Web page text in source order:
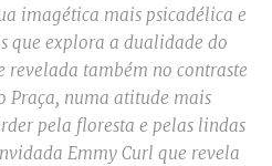
imagética mais psicadélica e
que explora a dualidade do
também no contraste
Praça, numa atitude mais
pela floresta e pelas lindas
Emmy Curl que revela